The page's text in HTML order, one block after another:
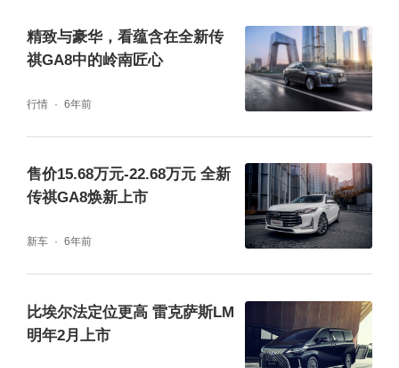
车身尺寸方面，全新传祺M8的长宽高分别为5
193（5212）/1893/1823mm，轴距为3070m
m。与现款传祺M8相比，各项数据均有所提
升。
全新传祺M8的内饰还未正式公布，但我们从网
络中曝光的内饰谍照来看，新车的中控台整体
布局与传祺GS8风格相同，镶嵌式中控大屏不
精致与豪华，看蕴含在全新传
祺GA8中的岭南匠心
行情 6年前
售价15.68万元-22.68万元 全新
传祺GA8焕新上市
新车 6年前
比埃尔法定位更高 雷克萨斯LM
明年2月上市